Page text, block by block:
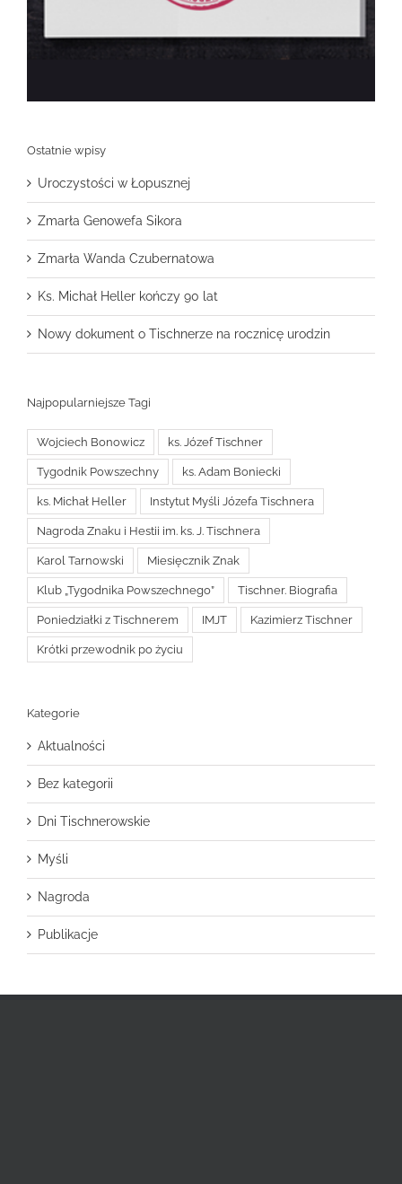
Ostatnie wpisy
Uroczystości w Łopusznej
Zmarła Genowefa Sikora
Zmarła Wanda Czubernatowa
Ks. Michał Heller kończy 90 lat
Nowy dokument o Tischnerze na rocznicę urodzin
Najpopularniejsze Tagi
Wojciech Bonowicz ks. Józef Tischner
Tygodnik Powszechny ks. Adam Boniecki
ks. Michał Heller Instytut Myśli Józefa Tischnera
Nagroda Znaku i Hestii im. ks. J. Tischnera
Karol Tarnowski Miesięcznik Znak
Klub „Tygodnika Powszechnego” Tischner. Biografia
Poniedziałki z Tischnerem IMJT Kazimierz Tischner
Krótki przewodnik po życiu
Kategorie
Aktualności
Bez kategorii
Dni Tischnerowskie
Myśli
Nagroda
Publikacje